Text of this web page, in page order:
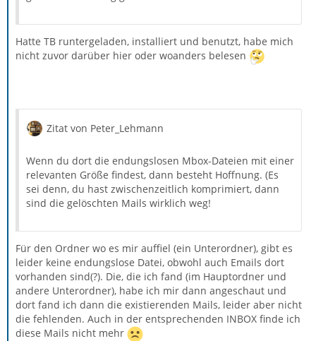
Hatte TB runtergeladen, installiert und benutzt, habe mich
nicht zuvor darüber hier oder woanders belesen
Zitat von Peter_Lehmann
Wenn du dort die endungslosen Mbox-Dateien mit einer
relevanten Größe findest, dann besteht Hoffnung. (Es
sei denn, du hast zwischenzeitlich komprimiert, dann
sind die gelöschten Mails wirklich weg!
Für den Ordner wo es mir auffiel (ein Unterordner), gibt es
leider keine endungslose Datei, obwohl auch Emails dort
vorhanden sind(?). Die, die ich fand (im Hauptordner und
andere Unterordner), habe ich mir dann angeschaut und
dort fand ich dann die existierenden Mails, leider aber nicht
die fehlenden. Auch in der entsprechenden INBOX finde ich
diese Mails nicht mehr